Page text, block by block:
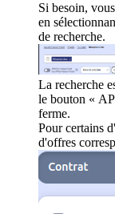
Si besoin,
en
de recherche.
La recherche
le bouton «
ferme.
Pour certains
d'offres